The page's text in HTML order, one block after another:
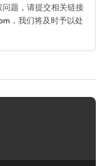
题，请提交相关链接
，我们将及时予以处